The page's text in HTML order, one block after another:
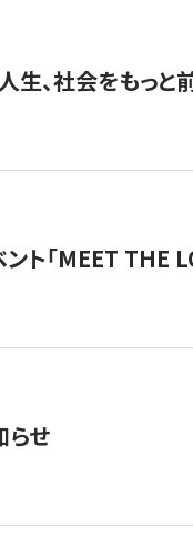
生、社会をもっ
ト「MEET THE
らせ